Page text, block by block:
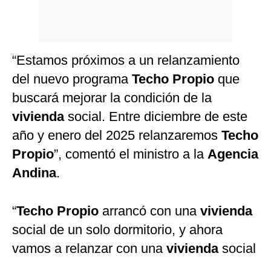
“Estamos próximos a un relanzamiento
del nuevo programa Techo Propio que
buscará mejorar la condición de la
vivienda social. Entre diciembre de este
año y enero del 2025 relanzaremos Techo
Propio”, comentó el ministro a la Agencia
Andina.
“Techo Propio arrancó con una vivienda
social de un solo dormitorio, y ahora
vamos a relanzar con una vivienda social